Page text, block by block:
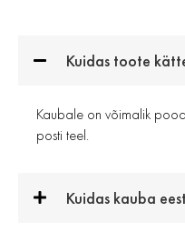
Kuidas toote
Kaubale on võimalik
posti teel.
Kuidas kauba